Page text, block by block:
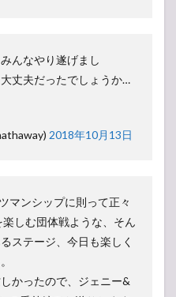
んなやり遂げまし
丈夫だったでしょうか…
2018年10月13日
マンシップに則って正々
しむ団体戦ような、そん
ステージ、今日も楽しく
かったので、ジェニー&